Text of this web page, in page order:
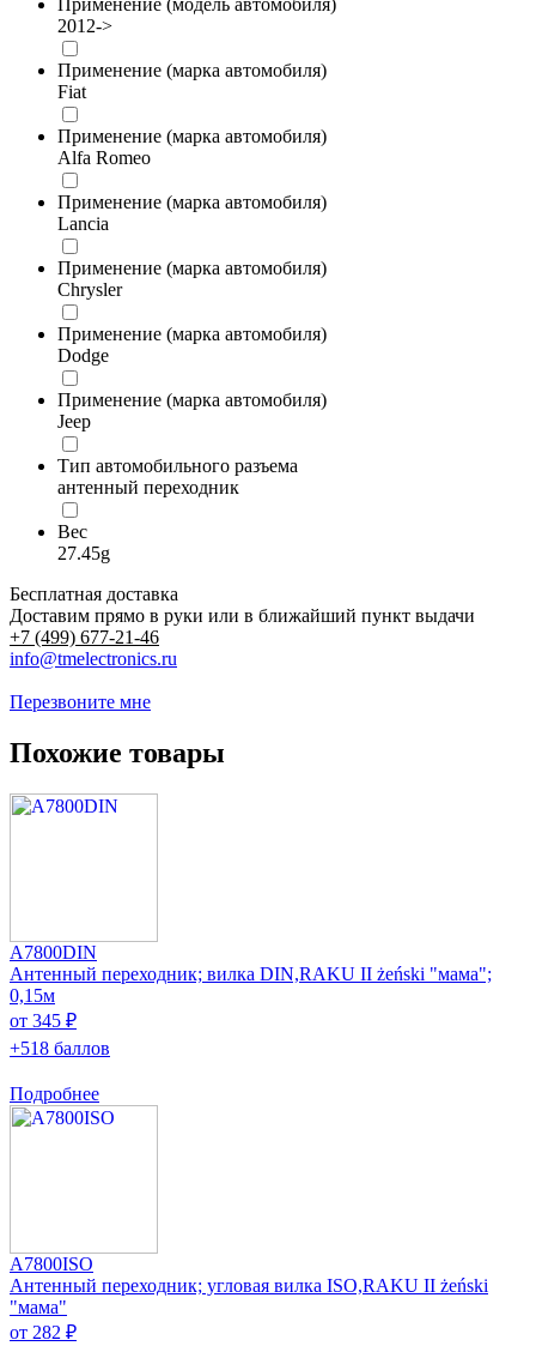
Применение (модель автомобиля)
2012->
Применение (марка автомобиля)
Fiat
Применение (марка автомобиля)
Alfa Romeo
Применение (марка автомобиля)
Lancia
Применение (марка автомобиля)
Chrysler
Применение (марка автомобиля)
Dodge
Применение (марка автомобиля)
Jeep
Тип автомобильного разъема
антенный переходник
Вес
27.45g
Бесплатная доставка
Доставим прямо в руки или в ближайший пункт выдачи
+7 (499) 677-21-46
info@tmelectronics.ru
Перезвоните мне
Похожие товары
A7800DIN
Антенный переходник; вилка DIN,RAKU II żeński "мама";
0,15м
от 345 ₽
+518 баллов
Подробнее
A7800ISO
Антенный переходник; угловая вилка ISO,RAKU II żeński
"мама"
от 282 ₽